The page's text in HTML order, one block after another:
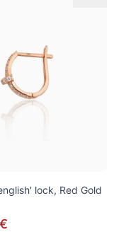
lock, Red Gold